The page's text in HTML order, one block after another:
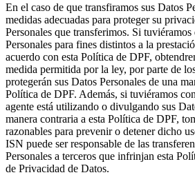
En el caso de que transfiramos sus Datos
medidas adecuadas para proteger su
Personales que transferimos. Si
Personales para fines distintos a la
acuerdo con esta Política de DPF,
medida permitida por la ley, por parte de
protegerán sus Datos Personales de una
Política de DPF. Además, si tuviéramos
agente está utilizando o divulgando sus
manera contraria a esta Política de DPF,
razonables para prevenir o detener dicho
ISN puede ser responsable de las
Personales a terceros que infrinjan esta
de Privacidad de Datos.